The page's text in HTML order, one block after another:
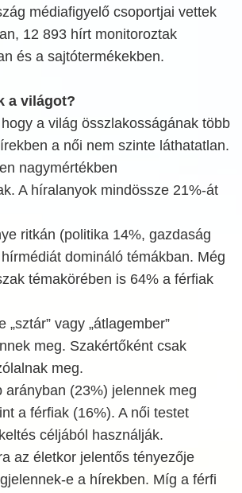
médiafigyelő csoportjai vettek
12 893 hírt monitoroztak
és a sajtótermékekben.
a világot?
a világ összlakosságának több
a női nem szinte láthatatlan.
nagymértékben
A híralanyok mindössze 21%-át
ritkán (politika 14%, gazdaság
domináló témákban. Még
témakörében is 64% a férfiak
„sztár” vagy „átlagember”
meg. Szakértőként csak
meg.
arányban (23%) jelennek meg
a férfiak (16%). A női testet
céljából használják.
az életkor jelentős tényezője
e a hírekben. Míg a férfi